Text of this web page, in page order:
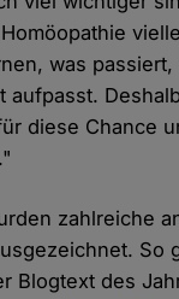
was
aufpasst.
diese Chance
zahlreiche
So
Blogtext des